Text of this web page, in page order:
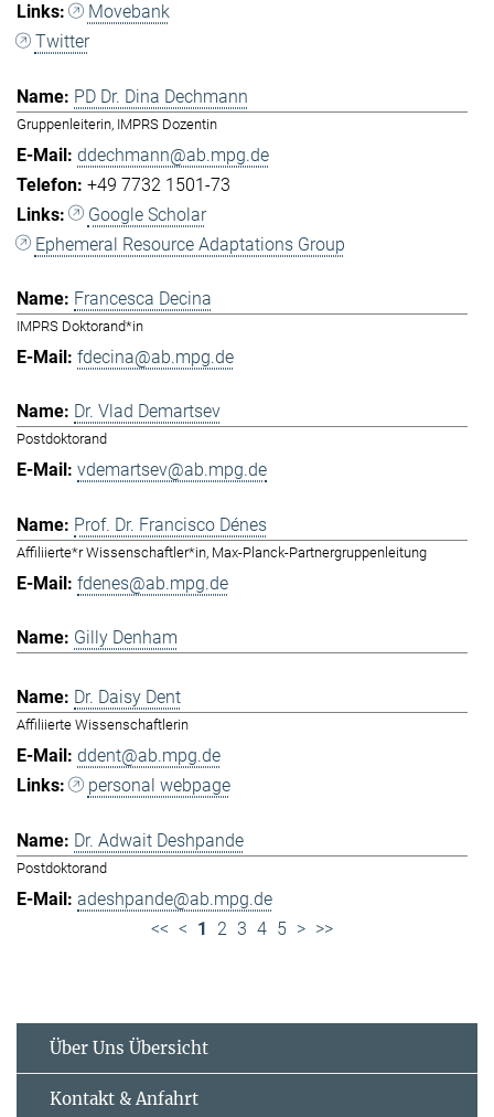
Movebank
Twitter
PD Dr. Dina Dechmann
Gruppenleiterin, IMPRS Dozentin
ddechmann@ab.mpg.de
+49 7732 1501-73
Google Scholar
Ephemeral Resource Adaptations Group
Francesca Decina
IMPRS Doktorand*in
fdecina@ab.mpg.de
Dr. Vlad Demartsev
Postdoktorand
vdemartsev@ab.mpg.de
Prof. Dr. Francisco Dénes
Affiliierte*r Wissenschaftler*in, Max-Planck-Partnergruppenleitung
fdenes@ab.mpg.de
Gilly Denham
Dr. Daisy Dent
Affiliierte Wissenschaftlerin
ddent@ab.mpg.de
personal webpage
Dr. Adwait Deshpande
Postdoktorand
adeshpande@ab.mpg.de
<< < 1 2 3 4 5 > >>
Über Uns Übersicht
Kontakt & Anfahrt